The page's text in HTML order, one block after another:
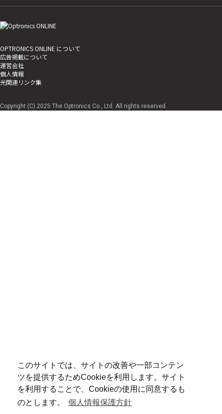
このサイトでは、サイトの改善や一部コンテン
ツを提供するためCookieを利用します。サイト
を利用することで、Cookieの使用に同意するも
のとします。
個人情報保護方針
OPTRONICS ONLINE について
広告掲載について
運営会社
個人情報
光関連リンク集
Copyright (C) 2025 The Optronics Co., Ltd. All rights reserved.